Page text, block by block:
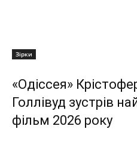
Зірки
«Одіссея»
Голлівуд зустрів
фільм 2026 року